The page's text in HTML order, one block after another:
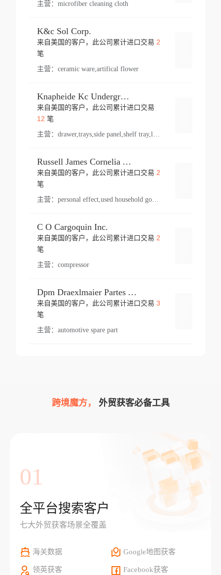
主营： microfiber cleaning cloth
K&c Sol Corp.
来自美国的客户，此公司累计进口交易 2
笔
主营： ceramic ware,artifical flower
Knapheide Kc Underground
来自美国的客户，此公司累计进口交易
12 笔
主营：
Russell James Cornelia Arlington Va
来自美国的客户，此公司累计进口交易 2
笔
主营： personal effect,used household goods
C O Cargoquin Inc.
来自美国的客户，此公司累计进口交易 2
笔
主营： compressor
Dpm Draexlmaier Partes Automotrices Corr Ind Huejotzingo
来自美国的客户，此公司累计进口交易 3
笔
主营： automotive spare part
跨境魔方， 外贸获客必备工具
01
全平台搜索客户
七大外贸获客场景全覆盖
海关数据 Google地图获客
领英获客 Facebook获客